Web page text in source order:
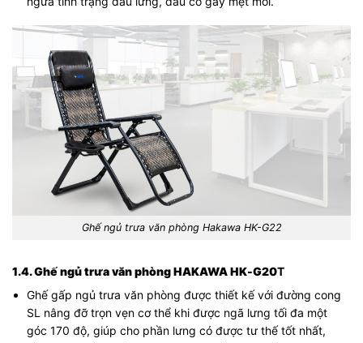
Ghế ngủ trưa văn phòng Hakawa HK-G22
1.4. Ghế ngủ trưa văn phòng HAKAWA HK-G20T
Ghế gấp ngủ trưa văn phòng được thiết kế với đường cong
SL nâng đỡ trọn vẹn cơ thể khi được ngã lưng tối đa một
góc 170 độ, giúp cho phần lưng có được tư thế tốt nhất,